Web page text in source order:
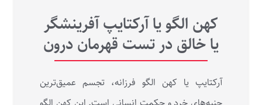
کهن الگو یا آرکتایپ آفرینشگر
یا خالق در تست قهرمان درون
آرکتایپ یا کهن‌ الگو فرزانه، تجسم عمیق‌ترین